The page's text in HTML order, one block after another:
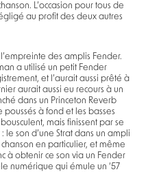
L’occasion pour tous de
au profit des deux autres
des amplis Fender.
a utilisé un petit Fender
et l’aurait aussi prêté à
aurait aussi eu recours à un
dans un Princeton Reverb
poussés à fond et les basses
mais finissent par se
son d’une Strat dans un ampli
en particulier, et même
à obtenir ce son via un Fender
numérique qui émule un ‘57